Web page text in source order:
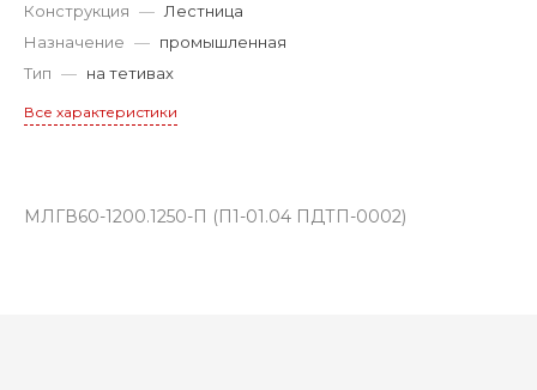
Конструкция — Лестница
Назначение — промышленная
Тип — на тетивах
Все характеристики
МЛГВ60-1200.1250-П (П1-01.04 ПДТП-0002)